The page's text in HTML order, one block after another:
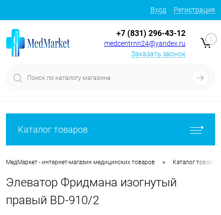
Вход Регистрация
+7 (831) 296-43-12
medcentrnn24@yandex.ru
Заказать звонок
0
Каталог товаров
МедМаркет - интернет-магазин медицинских товаров • Каталог товаров
Элеватор Фридмана изогнутый
правый BD-910/2